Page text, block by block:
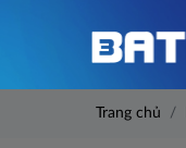
Trang chủ